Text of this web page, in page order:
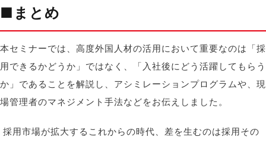
■まとめ
本セミナーでは、高度外国人材の活用において重要なのは「採
用できるかどうか」ではなく、「入社後にどう活躍してもらう
か」であることを解説し、アシミレーションプログラムや、現
場管理者のマネジメント手法などをお伝えしました。
採用市場が拡大するこれからの時代、差を生むのは採用その